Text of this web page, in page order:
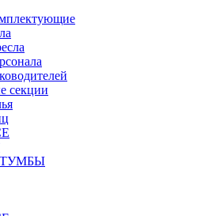
секции